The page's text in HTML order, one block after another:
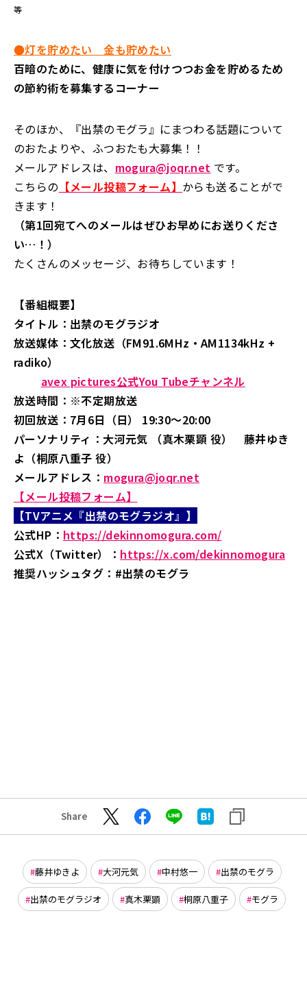
等
●灯を貯めたい 金も貯めたい
百暗のために、健康に気を付けつつお金を貯めるため
の節約術を募集するコーナー
そのほか、『出禁のモグラ』にまつわる話題について
のおたよりや、ふつおたも大募集！！
メールアドレスは、 mogura@joqr.net です。
こちらの 【メール投稿フォーム】 からも送ることがで
きます！
（第1回宛てへのメールはぜひお早めにお送りくださ
い…！）
たくさんのメッセージ、お待ちしています！
【番組概要】
タイトル：出禁のモグラジオ
放送媒体：文化放送（FM91.6MHz・AM1134kHz +
radiko）
avex pictures公式You Tubeチャンネル
放送時間：※不定期放送
初回放送：7月6日（日） 19:30～20:00
パーソナリティ：大河元気 （真木栗顕 役） 藤井ゆき
よ（桐原八重子 役）
メールアドレス： mogura@joqr.net
【メール投稿フォーム】
【TVアニメ『出禁のモグラジオ』】
公式HP： https://dekinnomogura.com/
公式X（Twitter）： https://x.com/dekinnomogura
推奨ハッシュタグ： #出禁のモグラ
Share
藤井ゆきよ 大河元気 中村悠一 出禁のモグラ
出禁のモグラジオ 真木栗顕 桐原八重子 モグラ